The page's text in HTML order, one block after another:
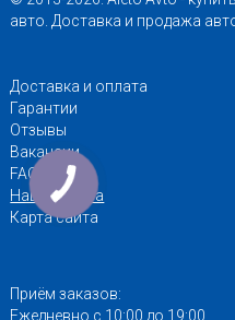
авто. Доставка и продажа
Доставка и оплата
Гарантии
Отзывы
Вакансии
FAQ
Наши адреса
Карта сайта
Приём заказов:
Ежедневно с 10:00 до 19:00